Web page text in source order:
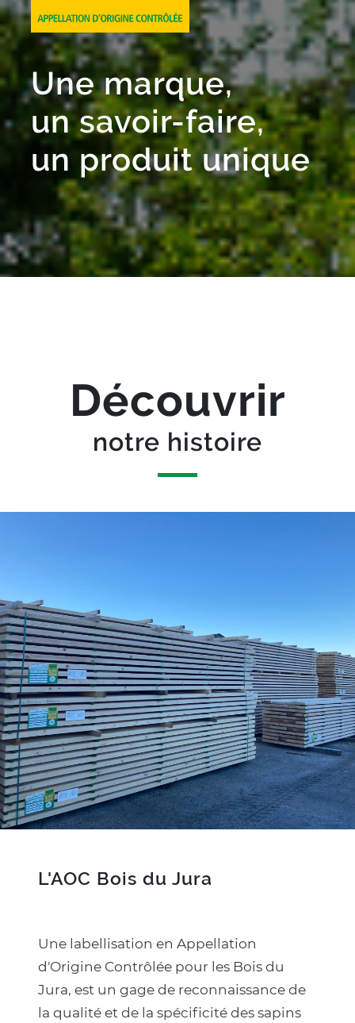
Une marque,
un savoir-faire,
un produit unique
Découvrir
notre histoire
L'AOC Bois du Jura
Une labellisation en Appellation
d'Origine Contrôlée pour les Bois du
Jura, est un gage de reconnaissance de
la qualité et de la spécificité des sapins